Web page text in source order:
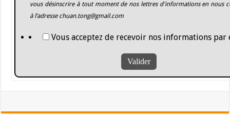
vous désinscrire à tout moment de nos lettres d'informations en nous
à l’adresse chuan.tong@gmail.com
Vous acceptez de recevoir nos informations par